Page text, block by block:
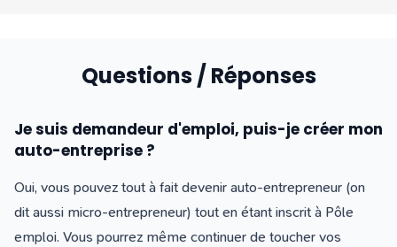
Questions / Réponses
Je suis demandeur d'emploi, puis-je créer mon
auto-entreprise ?
Oui, vous pouvez tout à fait devenir auto-entrepreneur (on
dit aussi micro-entrepreneur) tout en étant inscrit à Pôle
emploi. Vous pourrez même continuer de toucher vos